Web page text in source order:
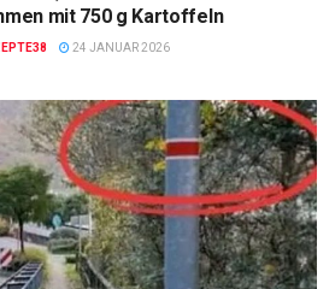
mit 750 g Kartoffeln
24 JANUAR 2026